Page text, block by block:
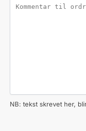
NB: tekst skrevet her,